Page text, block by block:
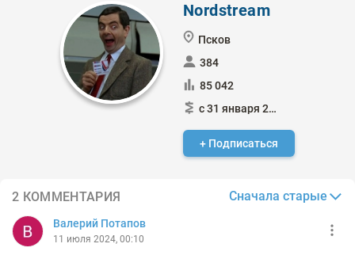
Nordstream
Псков
384
85 042
с 31 января 2015
+ Подписаться
2 КОММЕНТАРИЯ Сначала старые
Валерий Потапов
11 июля 2024, 00:10